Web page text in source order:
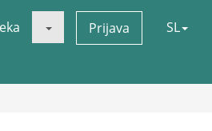
Prijava SL